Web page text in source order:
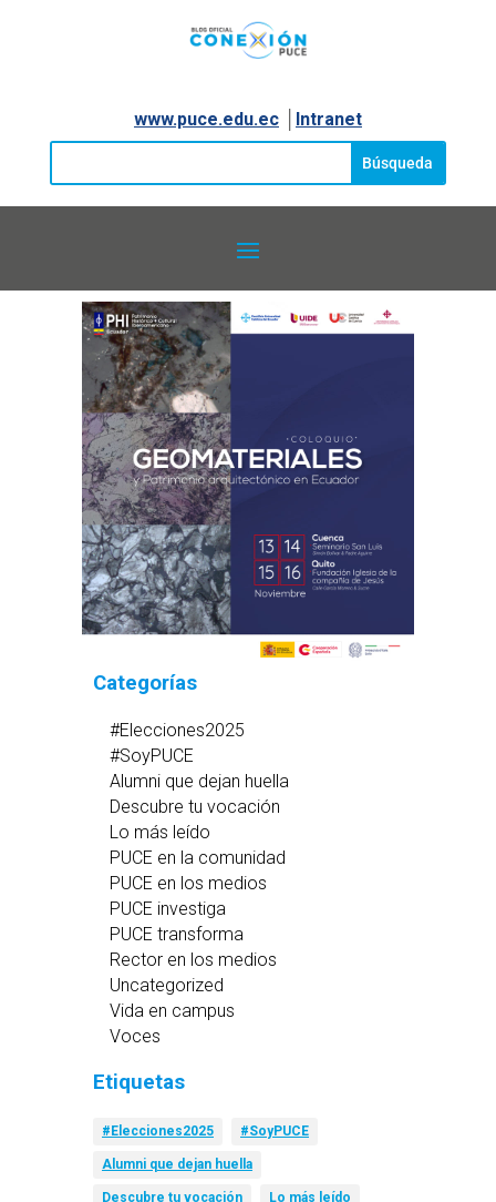
www.puce.edu.ec│ Intranet
Categorías
#Elecciones2025
#SoyPUCE
Alumni que dejan huella
Descubre tu vocación
Lo más leído
PUCE en la comunidad
PUCE en los medios
PUCE investiga
PUCE transforma
Rector en los medios
Uncategorized
Vida en campus
Voces
Etiquetas
#Elecciones2025 #SoyPUCE
Alumni que dejan huella
Descubre tu vocación Lo más leído